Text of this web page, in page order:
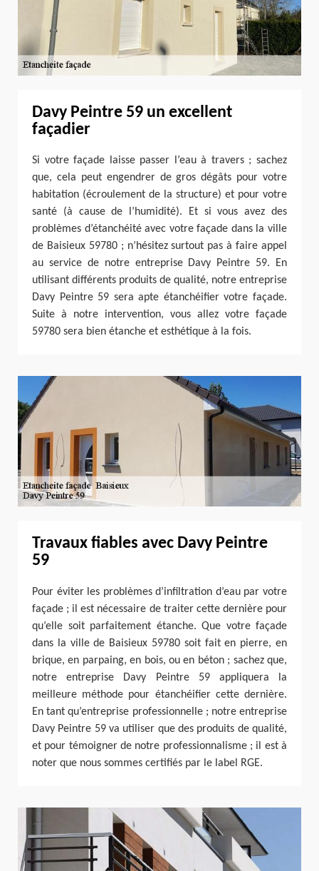
Davy Peintre 59 un excellent
façadier
Si votre façade laisse passer l’eau à travers ; sachez
que, cela peut engendrer de gros dégâts pour votre
habitation (écroulement de la structure) et pour votre
santé (à cause de l’humidité). Et si vous avez des
problèmes d’étanchéité avec votre façade dans la ville
de Baisieux 59780 ; n’hésitez surtout pas à faire appel
au service de notre entreprise Davy Peintre 59. En
utilisant différents produits de qualité, notre entreprise
Davy Peintre 59 sera apte étanchéifier votre façade.
Suite à notre intervention, vous allez votre façade
59780 sera bien étanche et esthétique à la fois.
Travaux fiables avec Davy Peintre
59
Pour éviter les problèmes d’infiltration d’eau par votre
façade ; il est nécessaire de traiter cette dernière pour
qu’elle soit parfaitement étanche. Que votre façade
dans la ville de Baisieux 59780 soit fait en pierre, en
brique, en parpaing, en bois, ou en béton ; sachez que,
notre entreprise Davy Peintre 59 appliquera la
meilleure méthode pour étanchéifier cette dernière.
En tant qu’entreprise professionnelle ; notre entreprise
Davy Peintre 59 va utiliser que des produits de qualité,
et pour témoigner de notre professionnalisme ; il est à
noter que nous sommes certifiés par le label RGE.